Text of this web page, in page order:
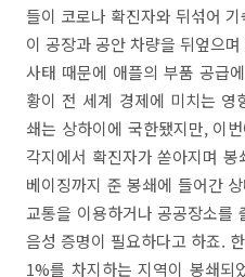
들이 코로나 확진자와 뒤섞어
이 공장과 공안 차량을 뒤엎으
사태 때문에 애플의 부품 공급
황이 전 세계 경제에 미치는
쇄는 상하이에 국한됐지만, 이
각지에서 확진자가 쏟아지며
베이징까지 준 봉쇄에 들어간
교통을 이용하거나 공공장소를
음성 증명이 필요하다고 하죠.
1%를 차지하는 지역이 봉쇄되